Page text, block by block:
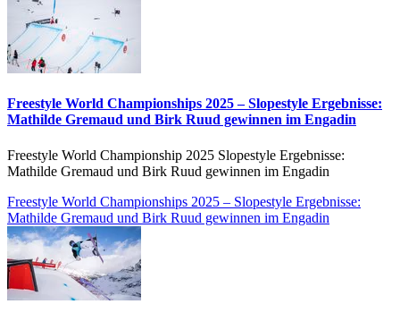
Freestyle World Championships 2025 – Slopestyle Ergebnisse:
Mathilde Gremaud und Birk Ruud gewinnen im Engadin
Freestyle World Championship 2025 Slopestyle Ergebnisse:
Mathilde Gremaud und Birk Ruud gewinnen im Engadin
Freestyle World Championships 2025 – Slopestyle Ergebnisse:
Mathilde Gremaud und Birk Ruud gewinnen im Engadin